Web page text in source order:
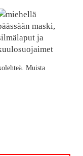
Muista